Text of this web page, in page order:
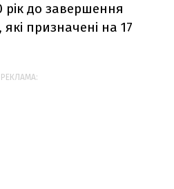
до завершення
призначені на 17
РЕКЛАМА: